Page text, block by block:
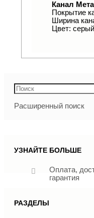
Канал
Покрытие
Ширина
Цвет: серый
Расширенный поиск
УЗНАЙТЕ БОЛЬШЕ
Оплата,
гарантия
РАЗДЕЛЫ